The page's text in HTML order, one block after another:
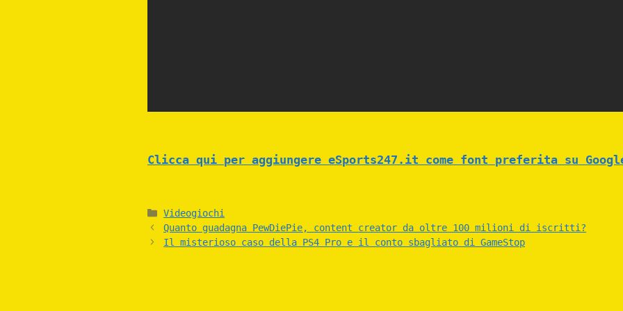
Clicca qui per aggiungere eSports247.it come font preferita su
Categories
Videogiochi
Quanto guadagna PewDiePie, content creator da oltre 100 milioni di iscritti?
Il misterioso caso della PS4 Pro e il conto sbagliato di GameStop